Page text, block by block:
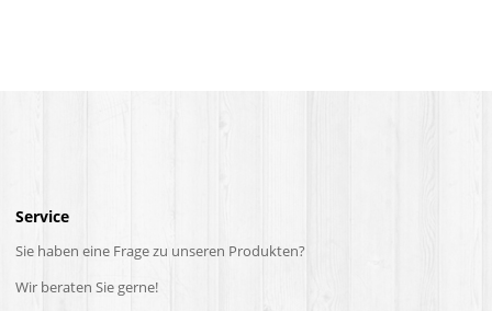
Service
Sie haben eine Frage zu unseren Produkten?
Wir beraten Sie gerne!